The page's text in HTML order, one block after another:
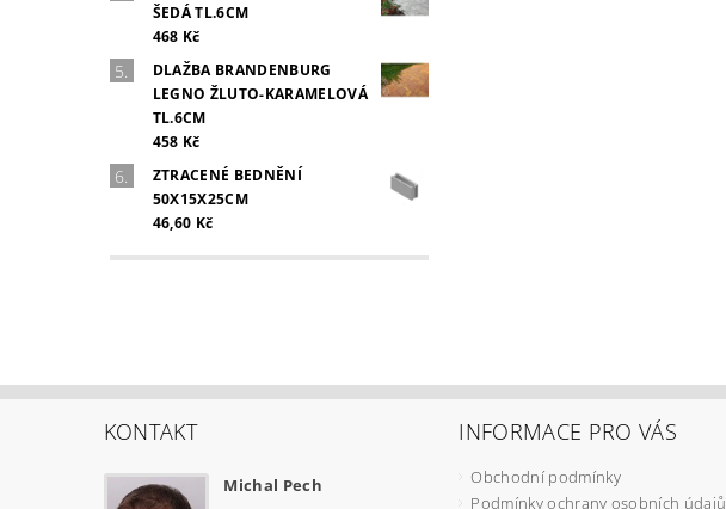
ŠEDÁ TL.6CM
468 Kč
DLAŽBA BRANDENBURG
LEGNO ŽLUTO-KARAMELOVÁ
TL.6CM
458 Kč
ZTRACENÉ BEDNĚNÍ
50X15X25CM
46,60 Kč
KONTAKT
Michal Pech
INFORMACE PRO VÁS
Obchodní podmínky
Podmínky ochrany osobních údajů